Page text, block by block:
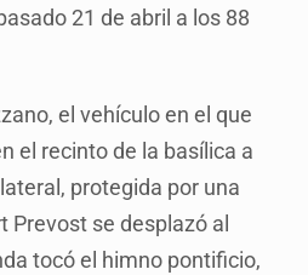
21 de abril a los 88
el vehículo en el que
el recinto de la basílica a
protegida por una
Prevost se desplazó al
tocó el himno pontificio,